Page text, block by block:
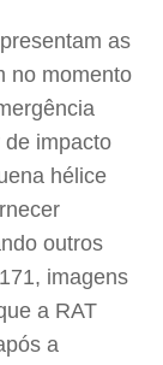
as
no momento
de impacto
hélice
outros
imagens
a RAT
a